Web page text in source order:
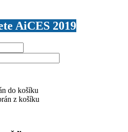
AiCES 2019
do košíku
z košíku